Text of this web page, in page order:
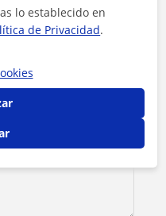
lo establecido en
de Privacidad.